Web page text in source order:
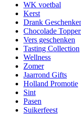
WK voetbal
Kerst
Drank
Chocolade
Vers geschenken
Tasting Collection
Wellness
Zomer
Jaarrond Gifts
Holland Promotie
Sint
Pasen
Suikerfeest